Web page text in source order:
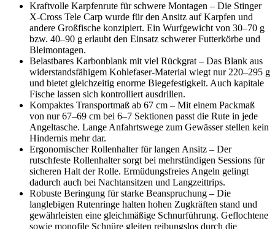
Kraftvolle Karpfenrute für schwere Montagen – Die Stinger
X-Cross Tele Carp wurde für den Ansitz auf Karpfen und
andere Großfische konzipiert. Ein Wurfgewicht von 30–70 g
bzw. 40–90 g erlaubt den Einsatz schwerer Futterkörbe und
Bleimontagen.
Belastbares Karbonblank mit viel Rückgrat – Das Blank aus
widerstandsfähigem Kohlefaser-Material wiegt nur 220–295 g
und bietet gleichzeitig enorme Biegefestigkeit. Auch kapitale
Fische lassen sich kontrolliert ausdrillen.
Kompaktes Transportmaß ab 67 cm – Mit einem Packmaß
von nur 67–69 cm bei 6–7 Sektionen passt die Rute in jede
Angeltasche. Lange Anfahrtswege zum Gewässer stellen kein
Hindernis mehr dar.
Ergonomischer Rollenhalter für langen Ansitz – Der
rutschfeste Rollenhalter sorgt bei mehrstündigen Sessions für
sicheren Halt der Rolle. Ermüdungsfreies Angeln gelingt
dadurch auch bei Nachtansitzen und Langzeittrips.
Robuste Beringung für starke Beanspruchung – Die
langlebigen Rutenringe halten hohen Zugkräften stand und
gewährleisten eine gleichmäßige Schnurführung. Geflochtene
sowie monofile Schnüre gleiten reibungslos durch die